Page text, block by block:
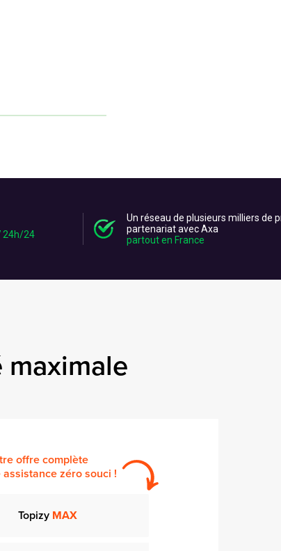
24h/24
Un réseau de plusieurs milliers de
partenariat avec Axa
partout en France
Topizy MAX
offre complète
assistance zéro souci !